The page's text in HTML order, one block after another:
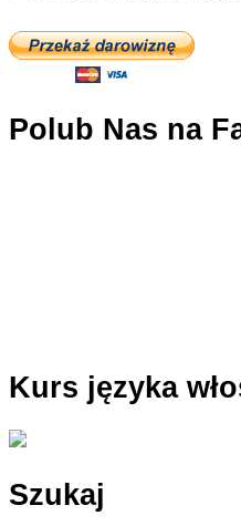
Polub Nas na
Kurs języka
Szukaj